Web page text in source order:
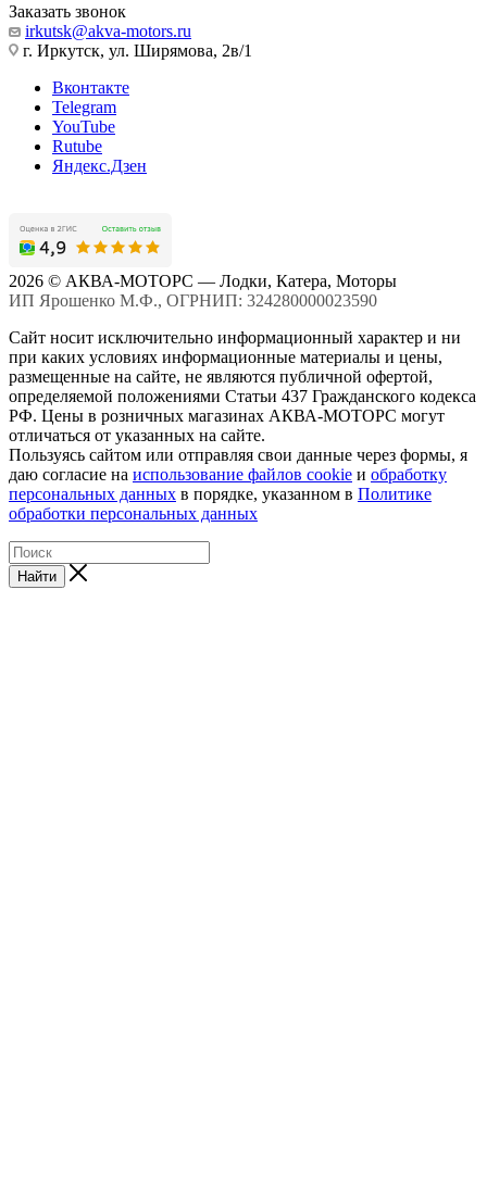
Заказать звонок
irkutsk@akva-motors.ru
г. Иркутск, ул. Ширямова, 2в/1
Вконтакте
Telegram
YouTube
Rutube
Яндекс.Дзен
2026 © АКВА-МОТОРС — Лодки, Катера, Моторы
ИП Ярошенко М.Ф., ОГРНИП: 324280000023590
Сайт носит исключительно информационный характер и ни
при каких условиях информационные материалы и цены,
размещенные на сайте, не являются публичной офертой,
определяемой положениями Статьи 437 Гражданского кодекса
РФ. Цены в розничных магазинах АКВА-МОТОРС могут
отличаться от указанных на сайте.
Пользуясь сайтом или отправляя свои данные через формы, я
даю согласие на использование файлов cookie и обработку
персональных данных в порядке, указанном в Политике
обработки персональных данных
Найти